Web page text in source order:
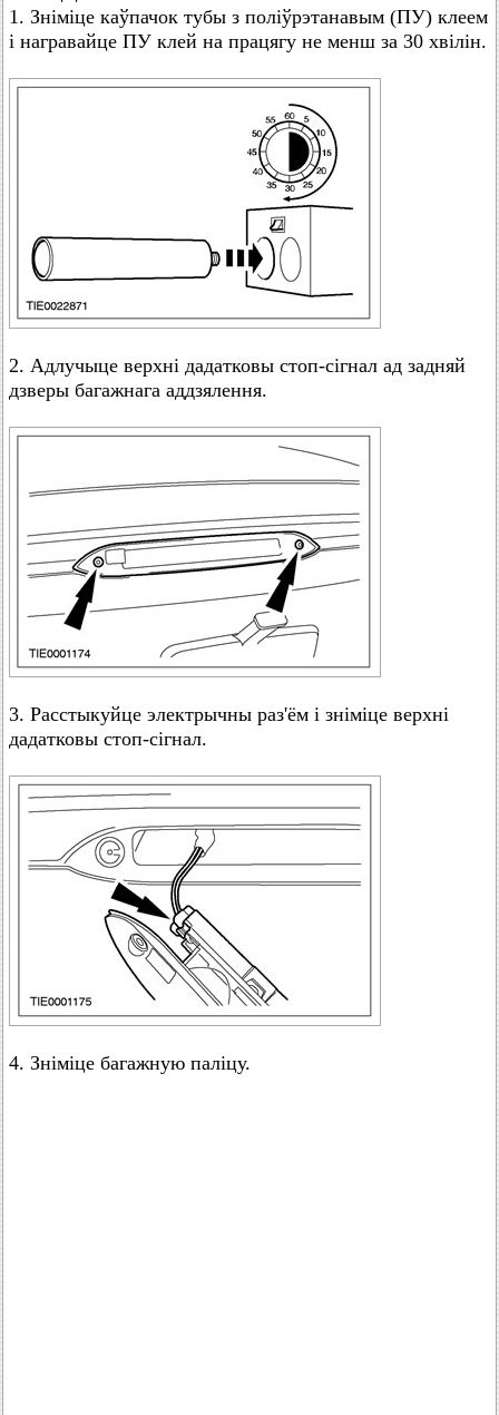
1. Зніміце каўпачок тубы з поліўрэтанавым (ПУ) клеем
і награвайце ПУ клей на працягу не менш за 30 хвілін.
2. Адлучыце верхні дадатковы стоп-сігнал ад задняй
дзверы багажнага аддзялення.
3. Расстыкуйце электрычны раз'ём і зніміце верхні
дадатковы стоп-сігнал.
4. Зніміце багажную паліцу.